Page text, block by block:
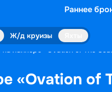
Раннее
Ж/д круизы
на лайнере «Ovation of The
«Ovation of